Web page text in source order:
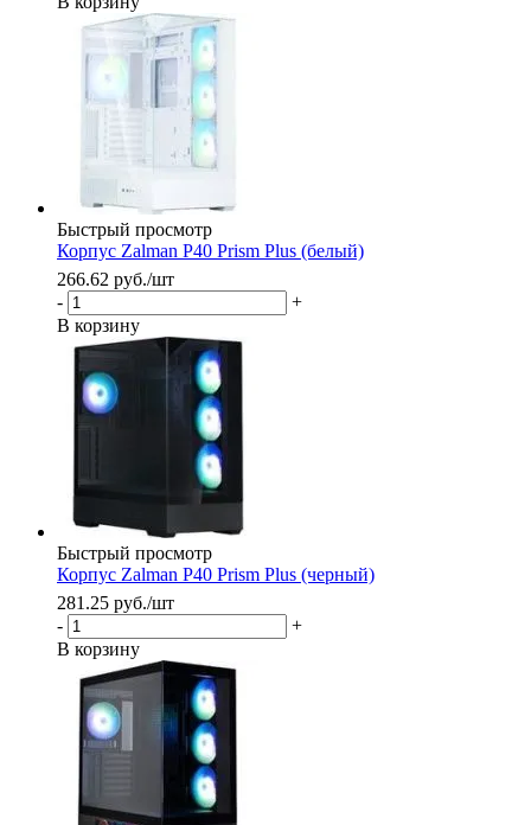
Быстрый просмотр
Корпус Zalman P40 Prism Plus (белый)
266.62 руб./шт
-
+
В корзину
Быстрый просмотр
Корпус Zalman P40 Prism Plus (черный)
281.25 руб./шт
-
+
В корзину